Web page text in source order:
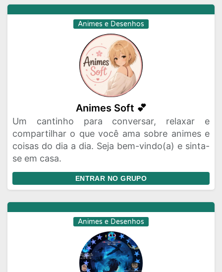
Animes e Desenhos
Animes Soft 💕
Um cantinho para conversar, relaxar e
compartilhar o que você ama sobre animes e
coisas do dia a dia. Seja bem-vindo(a) e sinta-
se em casa.
ENTRAR NO GRUPO
Animes e Desenhos